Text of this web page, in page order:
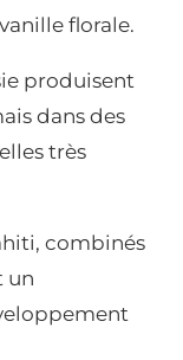
florale.
produisent
dans des
très
combinés
un